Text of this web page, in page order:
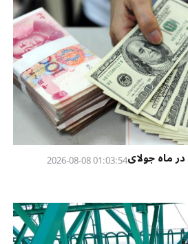
ماه جولای01:03:54 2026-08-08